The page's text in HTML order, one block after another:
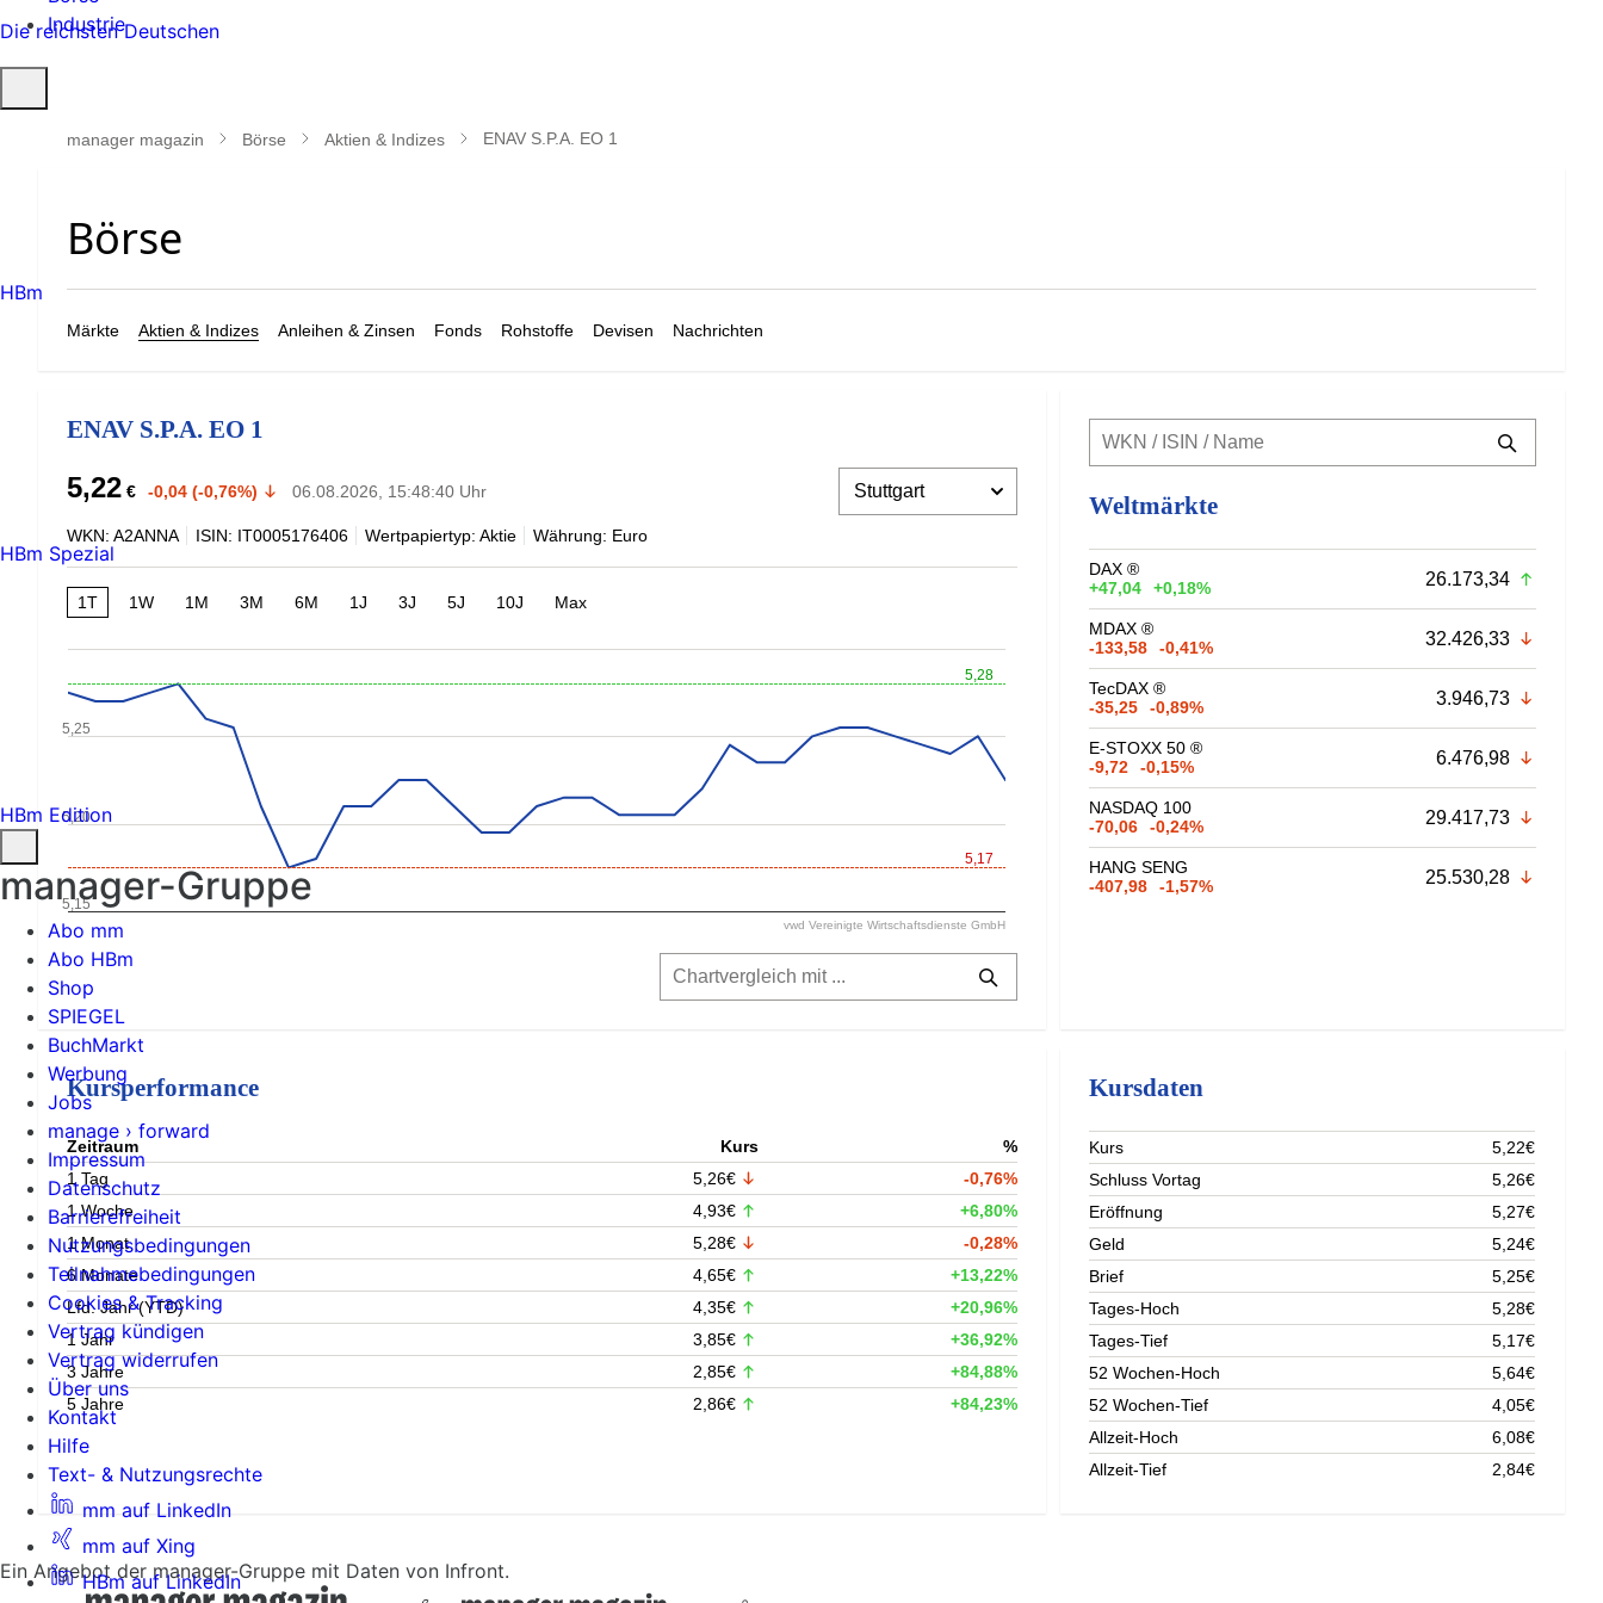
Industrie
öffnen
manager magazin Börse Aktien & Indizes ENAV S.P.A. EO 1
Märkte Aktien & Indizes Anleihen & Zinsen Fonds Rohstoffe Devisen Nachrichten
ENAV S.P.A. EO 1
5,22 € -0,04 (-0,76%) 06.08.2026, 15:48:40 Uhr
WKN: A2ANNA ISIN: IT0005176406 Wertpapiertyp: Aktie Währung: Euro
1T 1W 1M 3M 6M 1J 3J 5J 10J Max
5,28
5,17
5,15
5,20
5,25
vwd Vereinigte Wirtschaftsdienste GmbH
Weltmärkte
DAX ®
+47,04
+0,18% 26.173,34
MDAX ®
-133,58
-0,41% 32.426,33
TecDAX ®
-35,25
-0,89% 3.946,73
E-STOXX 50 ®
-9,72
-0,15% 6.476,98
NASDAQ 100
-70,06
-0,24% 29.417,73
HANG SENG
-407,98
-1,57% 25.530,28
Kursperformance
Zeitraum Kurs
%
1 Tag
5,26€
-0,76%
1 Woche
4,93€
+6,80%
1 Monat
5,28€
-0,28%
6 Monate
4,65€
+13,22%
Lfd. Jahr (YTD)
4,35€
+20,96%
1 Jahr
3,85€
+36,92%
3 Jahre
2,85€
+84,88%
5 Jahre
2,86€ +84,23%
Kursdaten
Kurs
5,22€
Schluss Vortag
5,26€
Eröffnung
5,27€
Geld
5,24€
Brief
5,25€
Tages-Hoch
5,28€
Tages-Tief
5,17€
52 Wochen-Hoch
5,64€
52 Wochen-Tief
4,05€
Allzeit-Hoch
6,08€
Allzeit-Tief
2,84€
Ein Angebot der manager-Gruppe mit Daten von Infront.
Die reichsten Deutschen
HBm
HBm Spezial
HBm Edition
manager-Gruppe
Abo mm
Abo HBm
Shop
SPIEGEL
BuchMarkt
Werbung
Jobs
manage › forward
Impressum
Datenschutz
Barrierefreiheit
Nutzungsbedingungen
Teilnahmebedingungen
Cookies & Tracking
Vertrag kündigen
Vertrag widerrufen
Über uns
Kontakt
Hilfe
Text- & Nutzungsrechte
mm auf LinkedIn
mm auf Xing
HBm auf LinkedIn